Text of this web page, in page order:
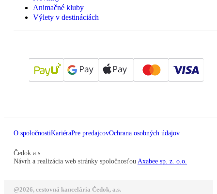
Animačné kluby
Výlety v destináciách
O spoločnostiKariéraPre predajcovOchrana osobných údajov
Čedok a.s
Návrh a realizácia web stránky spoločnosťou Axabee sp. z. o.o.
@2026, cestovná kancelária Čedok, a.s.